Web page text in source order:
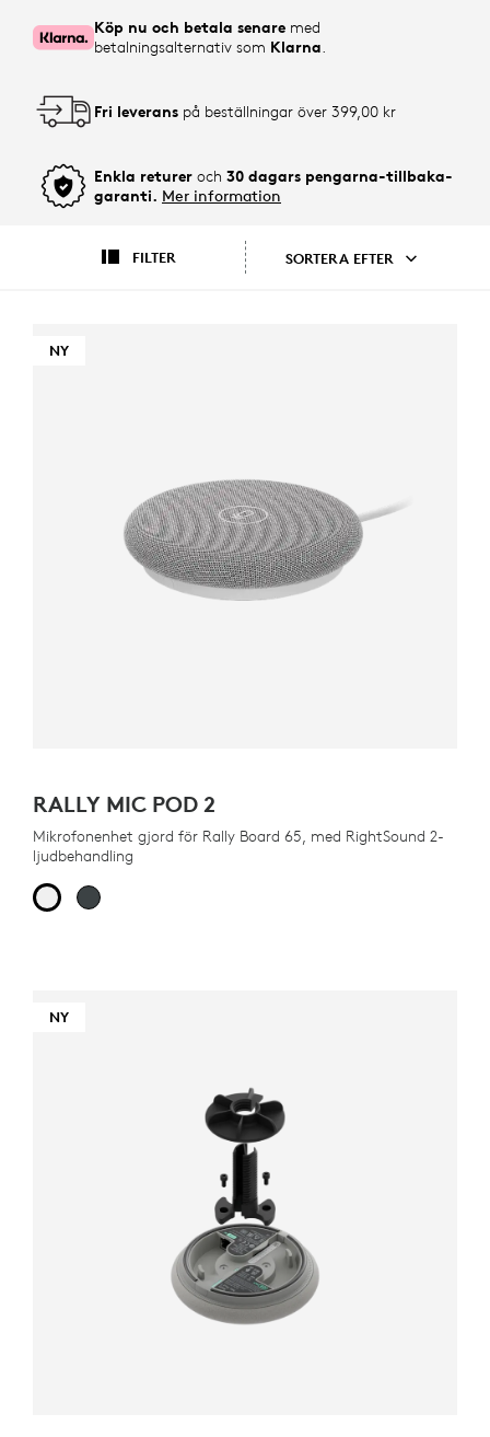
Köp nu och betala senare med
betalningsalternativ som Klarna.
Fri leverans på beställningar över 399,00 kr
Enkla returer och 30 dagars pengarna-tillbaka-
garanti. Mer information
FILTER SORTERA EFTER
NY
RALLY MIC POD 2
Mikrofonenhet gjord för Rally Board 65, med RightSound 2-
ljudbehandling
NY